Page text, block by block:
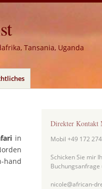
Tansania, Uganda
in
hand
Direkter Kontakt
Mobil +49 172
Schicken Sie mir
Buchungsanfrage
nicole@african-